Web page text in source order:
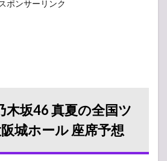
スポンサーリンク
木坂46 真夏の全国ツ
城ホール 座席予想